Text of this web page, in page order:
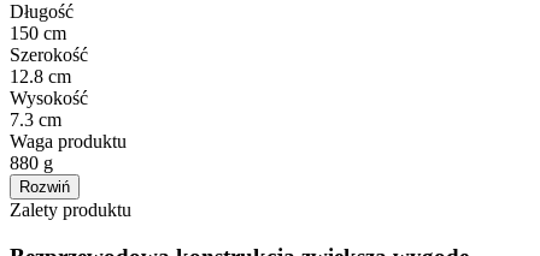
Długość
150 cm
Szerokość
12.8 cm
Wysokość
7.3 cm
Waga produktu
880 g
Rozwiń
Zalety produktu